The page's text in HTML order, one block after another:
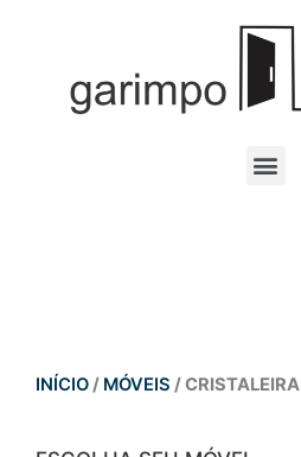
INÍCIO / MÓVEIS / CRISTALEIRA